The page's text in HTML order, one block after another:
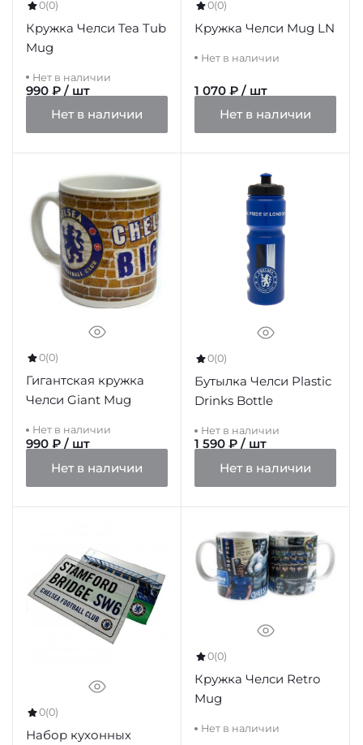
0(0)
Кружка Челси Tea Tub
Mug
Нет в наличии
990 ₽ / шт
Нет в наличии
0(0)
Кружка Челси Mug LN
Нет в наличии
1 070 ₽ / шт
Нет в наличии
0(0)
Гигантская кружка
Челси Giant Mug
Нет в наличии
990 ₽ / шт
Нет в наличии
0(0)
Бутылка Челси Plastic
Drinks Bottle
Нет в наличии
1 590 ₽ / шт
Нет в наличии
0(0)
Набор кухонных
0(0)
Кружка Челси Retro
Mug
Нет в наличии